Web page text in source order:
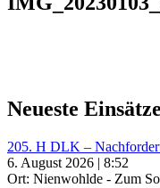
Neueste Einsätze
205. H DLK –
6. August 2026 | 8:52
Ort: Nienwohlde - Zum